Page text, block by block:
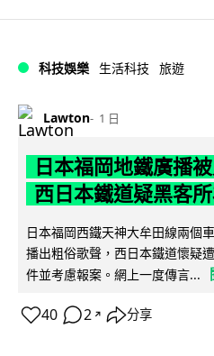
科技娛樂 生活科技 旅遊
Lawton 1 日
日本福岡地鐵廣播
西日本鐵道疑黑客
日本福岡西鐵天神大牟田線兩個
播出粗俗歌聲，西日本鐵道懷疑
件並考慮報案。網上一度傳言...
40 2 ↗ 分享